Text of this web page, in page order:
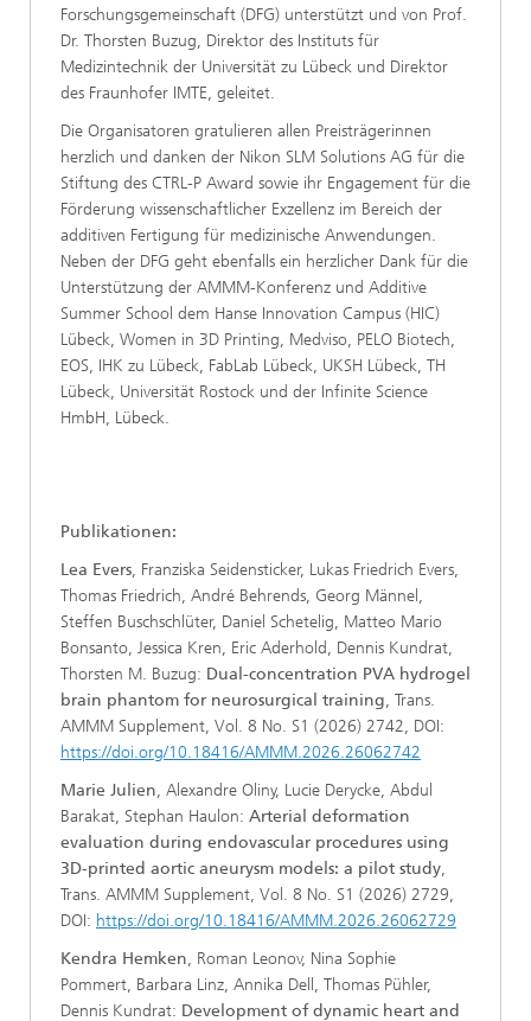
Forschungsgemeinschaft (DFG) unterstützt und von Prof.
Dr. Thorsten Buzug, Direktor des Instituts für
Medizintechnik der Universität zu Lübeck und Direktor
des Fraunhofer IMTE, geleitet.
Die Organisatoren gratulieren allen Preisträgerinnen
herzlich und danken der Nikon SLM Solutions AG für die
Stiftung des CTRL-P Award sowie ihr Engagement für die
Förderung wissenschaftlicher Exzellenz im Bereich der
additiven Fertigung für medizinische Anwendungen.
Neben der DFG geht ebenfalls ein herzlicher Dank für die
Unterstützung der AMMM-Konferenz und Additive
Summer School dem Hanse Innovation Campus (HIC)
Lübeck, Women in 3D Printing, Medviso, PELO Biotech,
EOS, IHK zu Lübeck, FabLab Lübeck, UKSH Lübeck, TH
Lübeck, Universität Rostock und der Infinite Science
HmbH, Lübeck.
Publikationen:
Lea Evers, Franziska Seidensticker, Lukas Friedrich Evers,
Thomas Friedrich, André Behrends, Georg Männel,
Steffen Buschschlüter, Daniel Schetelig, Matteo Mario
Bonsanto, Jessica Kren, Eric Aderhold, Dennis Kundrat,
Thorsten M. Buzug: Dual-concentration PVA hydrogel
brain phantom for neurosurgical training, Trans.
AMMM Supplement, Vol. 8 No. S1 (2026) 2742, DOI:
https://doi.org/10.18416/AMMM.2026.26062742
Marie Julien, Alexandre Oliny, Lucie Derycke, Abdul
Barakat, Stephan Haulon: Arterial deformation
evaluation during endovascular procedures using
3D-printed aortic aneurysm models: a pilot study,
Trans. AMMM Supplement, Vol. 8 No. S1 (2026) 2729,
DOI: https://doi.org/10.18416/AMMM.2026.26062729
Kendra Hemken, Roman Leonov, Nina Sophie
Pommert, Barbara Linz, Annika Dell, Thomas Pühler,
Dennis Kundrat: Development of dynamic heart and